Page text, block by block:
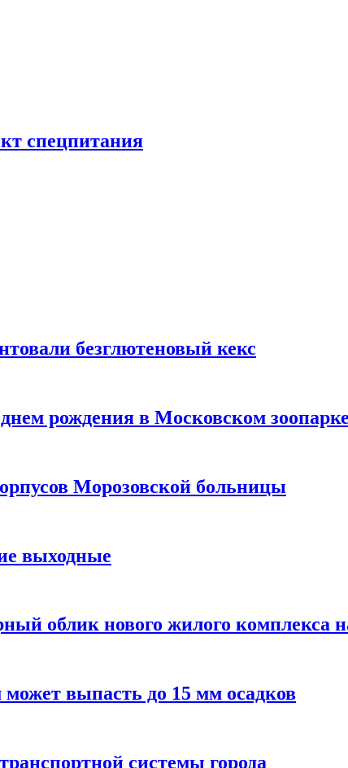
спецпитания
безглютеновый кекс
рождения в Московском зоопарке
Морозовской больницы
выходные
облик нового жилого комплекса
выпасть до 15 мм осадков
системы города